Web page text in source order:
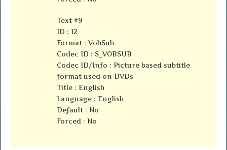
Text #9
ID : 12
Format : VobSub
Codec ID : S_VOBSUB
Codec ID/Info : Picture based subtitle
format used on DVDs
Title : English
Language : English
Default : No
Forced : No